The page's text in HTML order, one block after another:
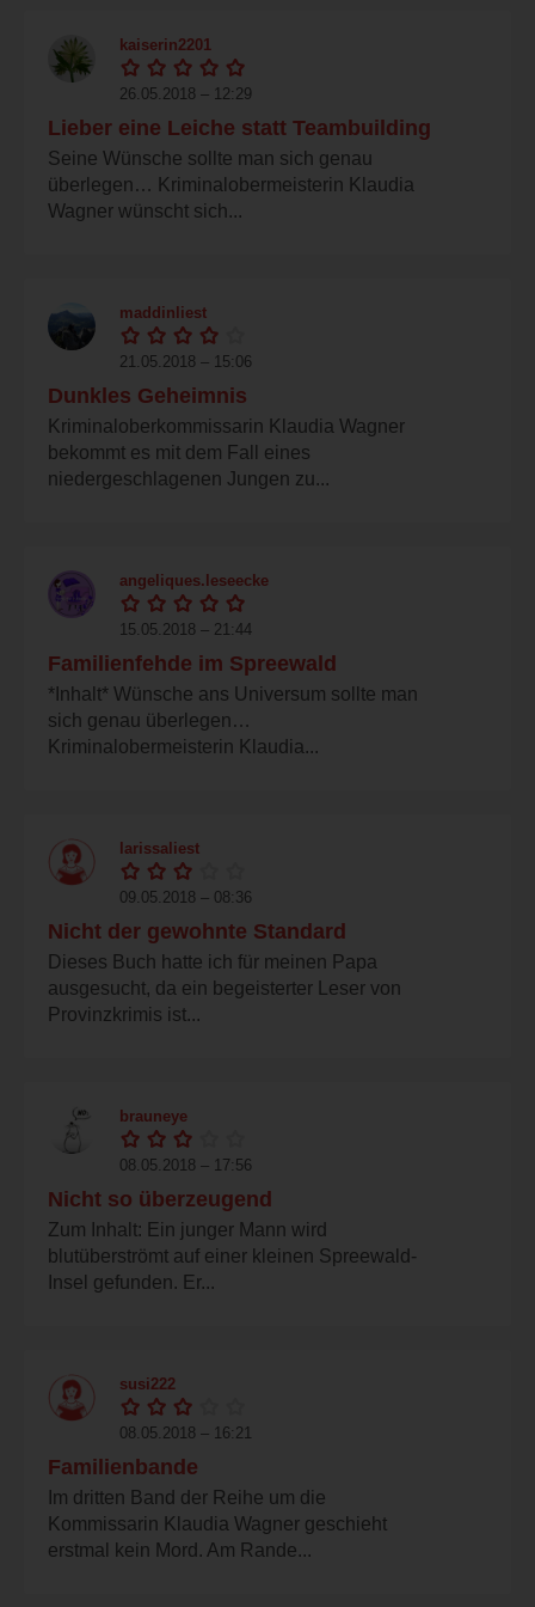
kaiserin2201
26.05.2018 – 12:29
Lieber eine Leiche statt Teambuilding
Seine Wünsche sollte man sich genau
überlegen… Kriminalobermeisterin Klaudia
Wagner wünscht sich...
maddinliest
21.05.2018 – 15:06
Dunkles Geheimnis
Kriminaloberkommissarin Klaudia Wagner
bekommt es mit dem Fall eines
niedergeschlagenen Jungen zu...
angeliques.leseecke
15.05.2018 – 21:44
Familienfehde im Spreewald
*Inhalt* Wünsche ans Universum sollte man
sich genau überlegen…
Kriminalobermeisterin Klaudia...
larissaliest
09.05.2018 – 08:36
Nicht der gewohnte Standard
Dieses Buch hatte ich für meinen Papa
ausgesucht, da ein begeisterter Leser von
Provinzkrimis ist...
brauneye
08.05.2018 – 17:56
Nicht so überzeugend
Zum Inhalt: Ein junger Mann wird
blutüberströmt auf einer kleinen Spreewald-
Insel gefunden. Er...
susi222
08.05.2018 – 16:21
Familienbande
Im dritten Band der Reihe um die
Kommissarin Klaudia Wagner geschieht
erstmal kein Mord. Am Rande...